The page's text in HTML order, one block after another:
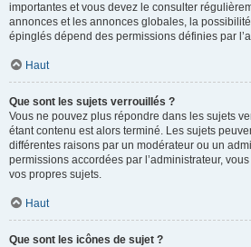
importantes et vous devez le consulter
annonces et les annonces globales, la
épinglés dépend des permissions définies par
Haut
Que sont les sujets verrouillés ?
Vous ne pouvez plus répondre dans les sujets
étant contenu est alors terminé. Les sujets
différentes raisons par un modérateur ou un
permissions accordées par l’administrateur,
vos propres sujets.
Haut
Que sont les icônes de sujet ?